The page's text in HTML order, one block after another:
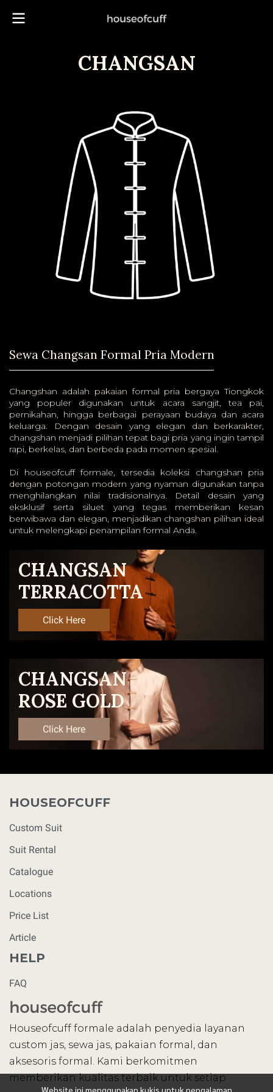
CHANGSAN
Sewa Changsan Formal Pria Modern
Changshan adalah pakaian formal pria bergaya Tiongkok
yang populer digunakan untuk acara sangjit, tea pai,
pernikahan, hingga berbagai perayaan budaya dan acara
keluarga. Dengan desain yang elegan dan berkarakter,
changshan menjadi pilihan tepat bagi pria yang ingin tampil
rapi, berkelas, dan berbeda pada momen spesial.
Di houseofcuff formale, tersedia koleksi changshan pria
dengan potongan modern yang nyaman digunakan tanpa
menghilangkan nilai tradisionalnya. Detail desain yang
eksklusif serta siluet yang tegas memberikan kesan
berwibawa dan elegan, menjadikan changshan pilihan ideal
untuk melengkapi penampilan formal Anda.
CHANGSAN
TERRACOTTA
Click Here
CHANGSAN
ROSE GOLD
Click Here
Website ini menggunakan kukis untuk pengalaman
HOUSEOFCUFF
Custom Suit
Suit Rental
Catalogue
Locations
Price List
Article
HELP
FAQ
Houseofcuff formale adalah penyedia layanan
custom jas, sewa jas, pakaian formal, dan
aksesoris formal. Kami berkomitmen
memberikan kualitas terbaik untuk setiap